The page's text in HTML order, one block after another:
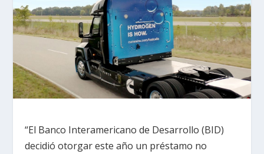
“El Banco Interamericano de Desarrollo (BID)
decidió otorgar este año un préstamo no